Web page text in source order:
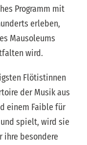
Programm mit
erleben,
Mausoleums
wird.
Flötistinnen
der Musik aus
einem Faible für
spielt, wird sie
ihre besondere